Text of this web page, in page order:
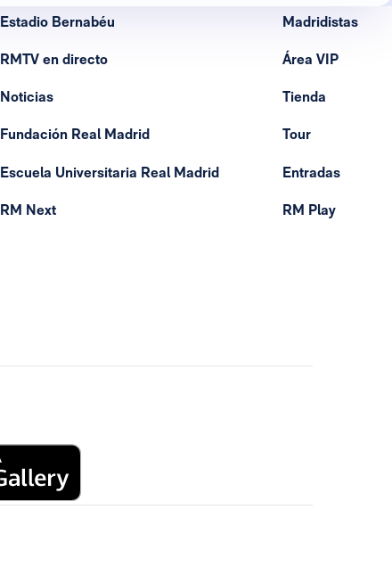
Estadio Bernabéu
RMTV en directo
Noticias
Fundación Real Madrid
Escuela Universitaria Real Madrid
RM Next
Madridistas
Área VIP
Tienda
Tour
Entradas
RM Play